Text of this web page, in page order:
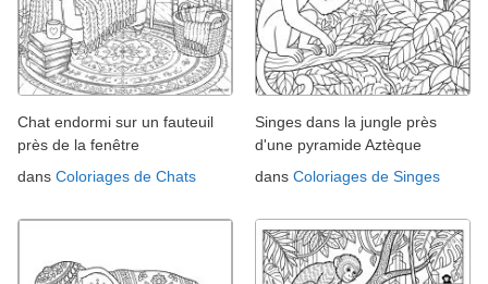
Chat endormi sur un fauteuil
près de la fenêtre
dans Coloriages de Chats
Singes dans la jungle près
d'une pyramide Aztèque
dans Coloriages de Singes